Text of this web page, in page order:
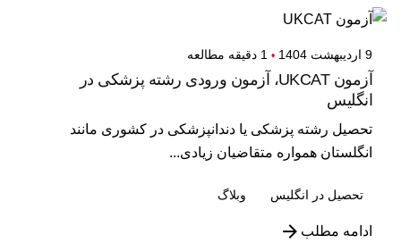
9 اردیبهشت 1404 1 دقیقه مطالعه
آزمون UKCAT، آزمون ورودی رشته پزشکی در
انگلیس
تحصیل رشته پزشکی یا دندانپزشکی در کشوری مانند
انگلستان همواره متقاضیان زیادی...
تحصیل در انگلیس وبلاگ
ادامه مطلب